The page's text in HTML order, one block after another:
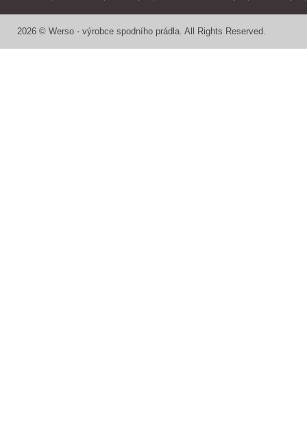
2026 © Werso - výrobce spodního prádla. All Rights Reserved.